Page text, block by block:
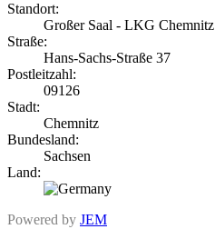
Standort:
Großer Saal - LKG Chemnitz
Straße:
Hans-Sachs-Straße 37
Postleitzahl:
09126
Stadt:
Chemnitz
Bundesland:
Sachsen
Land:
Powered by JEM